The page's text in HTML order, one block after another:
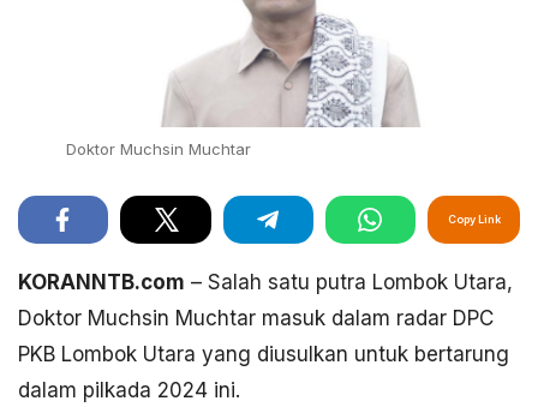
Doktor Muchsin Muchtar
Copy Link
KORANNTB.com – Salah satu putra Lombok Utara,
Doktor Muchsin Muchtar masuk dalam radar DPC
PKB Lombok Utara yang diusulkan untuk bertarung
dalam pilkada 2024 ini.